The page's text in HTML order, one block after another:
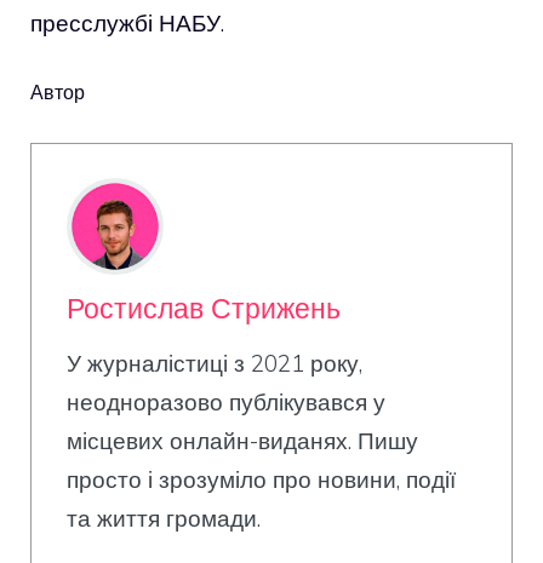
пресслужбі НАБУ.
Автор
Ростислав Стрижень
У журналістиці з 2021 року,
неодноразово публікувався у
місцевих онлайн-виданях. Пишу
просто і зрозуміло про новини, події
та життя громади.